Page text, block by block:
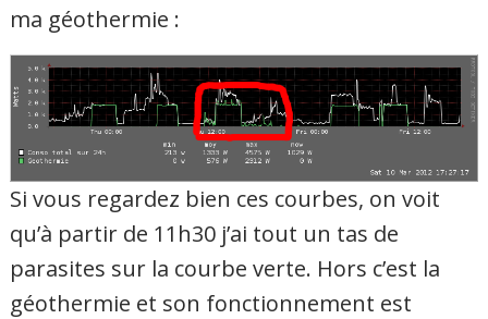
ma géothermie :
Si vous regardez bien ces courbes, on voit
qu’à partir de 11h30 j’ai tout un tas de
parasites sur la courbe verte. Hors c’est la
géothermie et son fonctionnement est